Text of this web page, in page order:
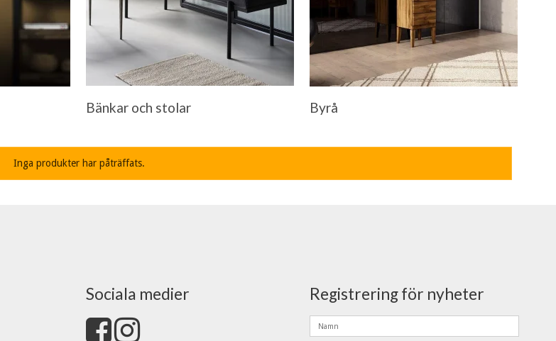
Bänkar och stolar Byrå
Inga produkter har påträffats.
Sociala medier Registrering för nyheter